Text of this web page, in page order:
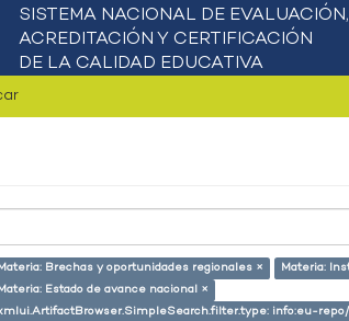
Brechas y oportunidades regionales ×
Materia:
Estado de avance nacional ×
info:eu-